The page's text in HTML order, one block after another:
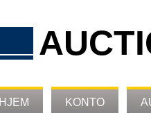
HJEM KONTO